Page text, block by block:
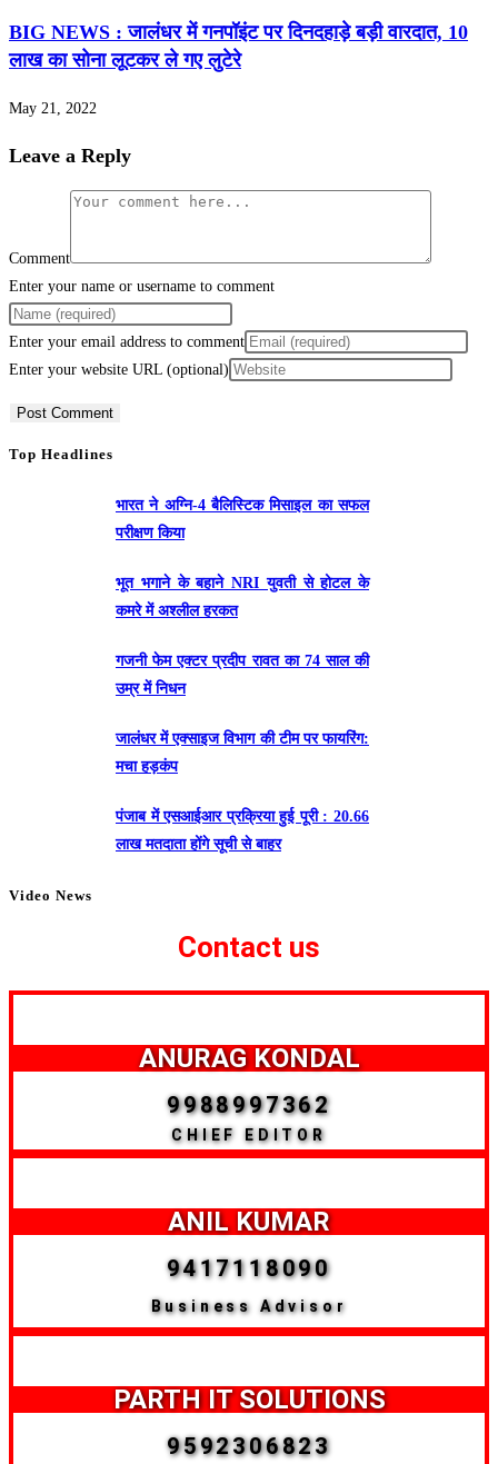
BIG NEWS : जालंधर में गनपॉइंट पर दिनदहाड़े बड़ी वारदात, 10
लाख का सोना लूटकर ले गए लुटेरे
May 21, 2022
Leave a Reply
Comment
Enter your name or username to comment
Enter your email address to comment
Enter your website URL (optional)
Top Headlines
भारत ने अग्नि-4 बैलिस्टिक मिसाइल का सफल
परीक्षण किया
भूत भगाने के बहाने NRI युवती से होटल के
कमरे में अश्लील हरकत
गजनी फेम एक्टर प्रदीप रावत का 74 साल की
उम्र में निधन
जालंधर में एक्साइज विभाग की टीम पर फायरिंग:
मचा हड़कंप
पंजाब में एसआईआर प्रक्रिया हुई पूरी : 20.66
लाख मतदाता होंगे सूची से बाहर
Video News
Contact us
ANURAG KONDAL
9988997362
CHIEF EDITOR
ANIL KUMAR
9417118090
Business Advisor
PARTH IT SOLUTIONS
9592306823